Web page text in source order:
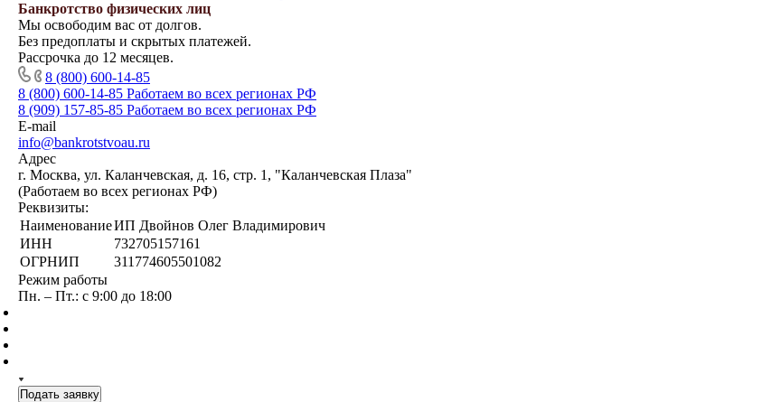
Банкротство физических лиц
Мы освободим вас от долгов.
Без предоплаты и скрытых платежей.
Рассрочка до 12 месяцев.
8 (800) 600-14-85
8 (800) 600-14-85 Работаем во всех регионах РФ
8 (909) 157-85-85 Работаем во всех регионах РФ
E-mail
info@bankrotstvoau.ru
Адрес
г. Москва, ул. Каланчевская, д. 16, стр. 1, "Каланчевская Плаза"
(Работаем во всех регионах РФ)
Реквизиты:
НаименованиеИП Двойнов Олег Владимирович
ИНН
732705157161
ОГРНИП
311774605501082
Режим работы
Пн. – Пт.: с 9:00 до 18:00
Подать заявку